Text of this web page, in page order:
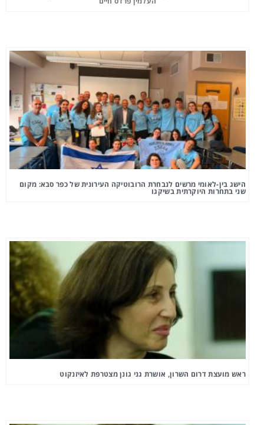
הישג בין-לאומי מרשים לנבחרת הרובוטיקה העירונית של כפר סבא: מקום
שני בתחרות היוקרתית בשיקגו
ראש מועצת דרום השרון, אושרת גני גונן מצטרפת לאיזנקוט